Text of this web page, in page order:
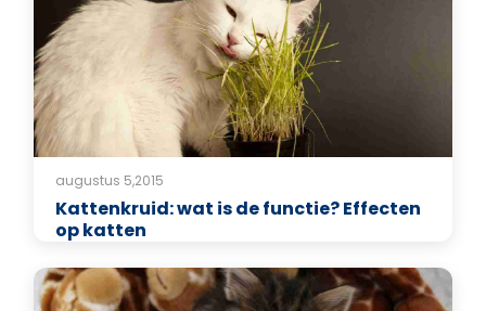
augustus 5,2015
Kattenkruid: wat is de functie? Effecten
op katten